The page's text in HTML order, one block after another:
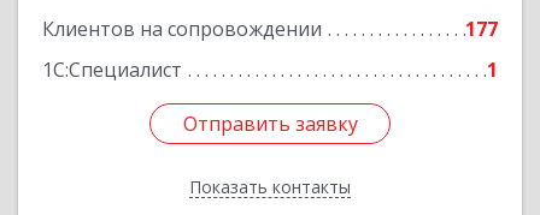
Клиентов на сопровождении
177
1С:Специалист
1
Отправить заявку
Показать контакты
Подробнее
Отправить заявку
Назад